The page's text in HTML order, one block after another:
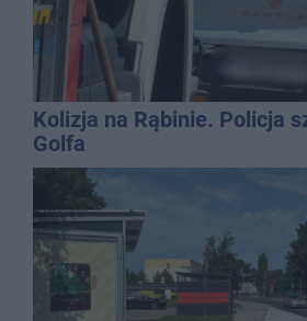
Kolizja na Rąbinie. Policja
Golfa